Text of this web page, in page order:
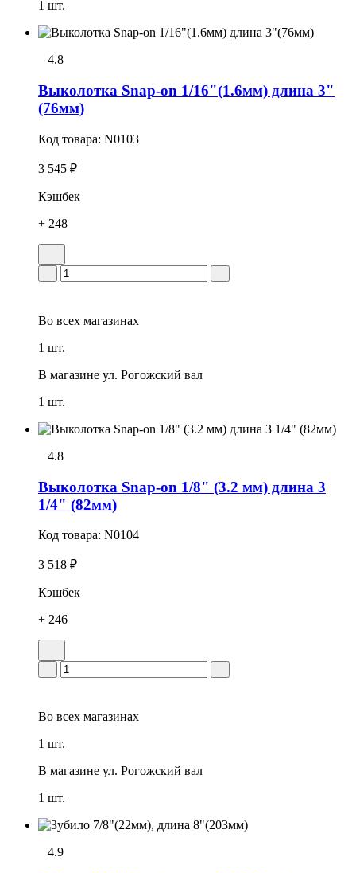
1 шт.
4.8
Выколотка Snap-on 1/16"(1.6мм) длина 3"
(76мм)
Код товара: N0103
3 545 ₽
Кэшбек
+ 248
Во всех магазинах
1 шт.
В магазине ул. Рогожский вал
1 шт.
4.8
Выколотка Snap-on 1/8" (3.2 мм) длина 3
1/4" (82мм)
Код товара: N0104
3 518 ₽
Кэшбек
+ 246
Во всех магазинах
1 шт.
В магазине ул. Рогожский вал
1 шт.
4.9